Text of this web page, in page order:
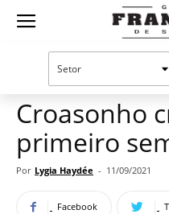
Guia
Mercado de franquias
Croasonho
primeiro
Por Lygia Haydée - 11/09/2021
Facebook